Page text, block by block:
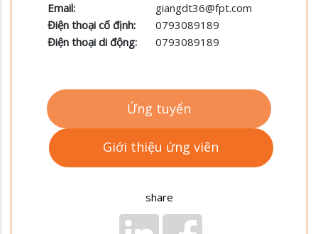
Email:
giangdt36@fpt.com
Điện thoại cố định:
0793089189
Điện thoại di động:
0793089189
Ứng tuyển
Giới thiệu ứng viên
share